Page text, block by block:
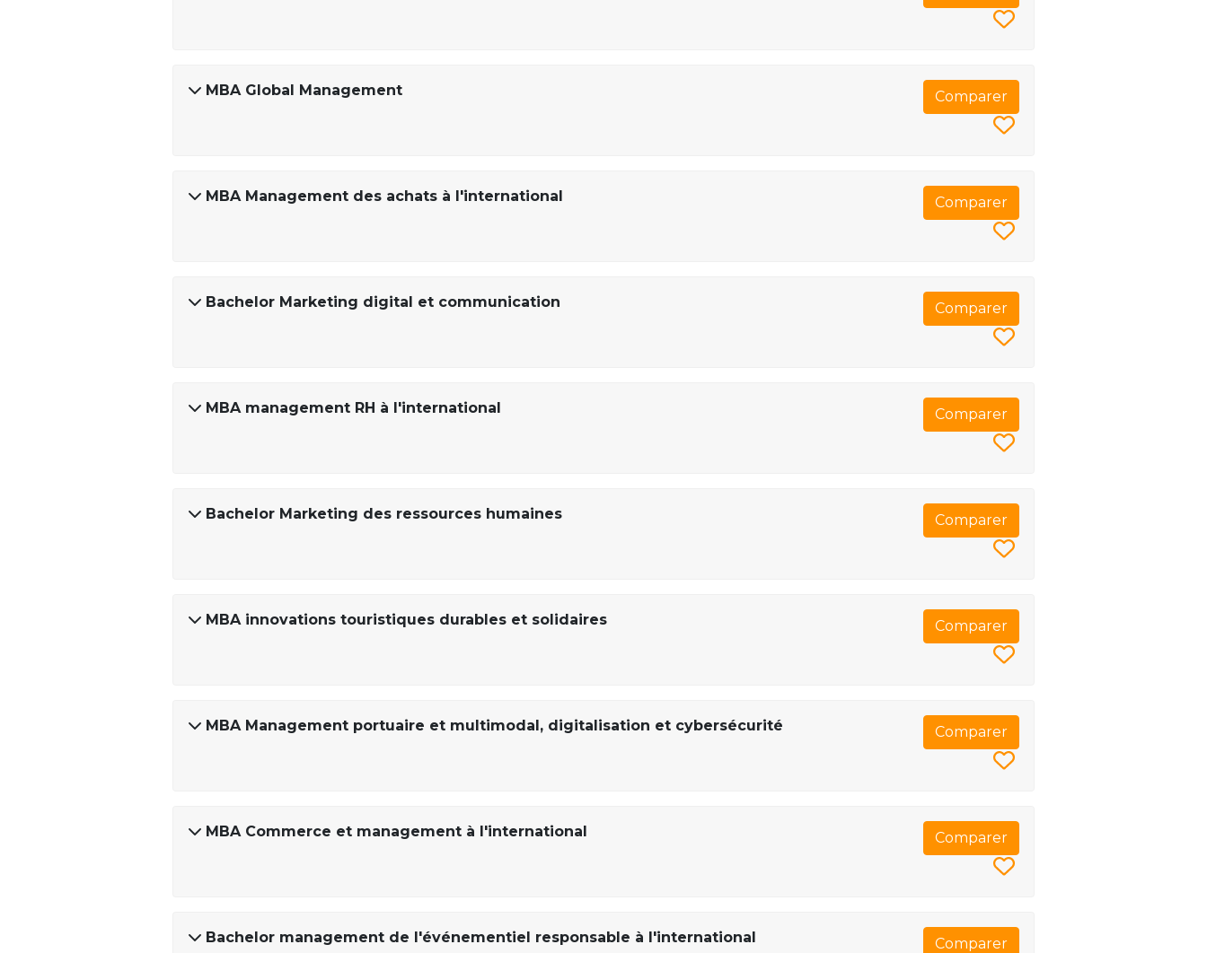
MBA Global Management Comparer
MBA Management des achats à l'international Comparer
Bachelor Marketing digital et communication Comparer
MBA management RH à l'international Comparer
Bachelor Marketing des ressources humaines Comparer
MBA innovations touristiques durables et solidaires Comparer
MBA Management portuaire et multimodal, digitalisation et cybersécurité Comparer
MBA Commerce et management à l'international Comparer
Bachelor management de l'événementiel responsable à l'international Comparer